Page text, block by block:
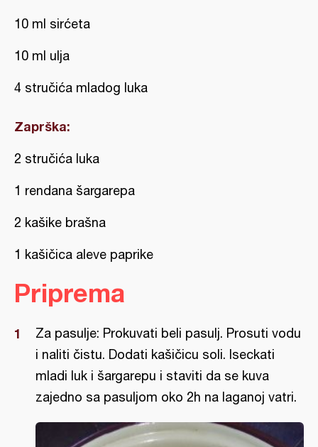
10 ml sirćeta
10 ml ulja
4 stručića mladog luka
Zaprška:
2 stručića luka
1 rendana šargarepa
2 kašike brašna
1 kašičica aleve paprike
Priprema
Za pasulje: Prokuvati beli pasulj. Prosuti vodu
i naliti čistu. Dodati kašičicu soli. Iseckati
mladi luk i šargarepu i staviti da se kuva
zajedno sa pasuljom oko 2h na laganoj vatri.